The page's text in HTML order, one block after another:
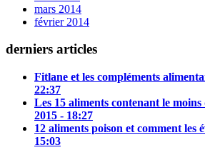
mars 2014
février 2014
derniers articles
Fitlane et les compléments
22:37
Les 15 aliments contenant le moins
2015 - 18:27
12 aliments poison et comment les
15:03